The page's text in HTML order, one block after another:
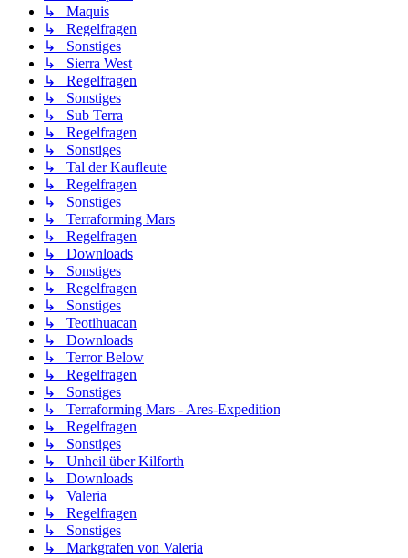
↳ Maquis
↳ Regelfragen
↳ Sonstiges
↳ Sierra West
↳ Regelfragen
↳ Sonstiges
↳ Sub Terra
↳ Regelfragen
↳ Sonstiges
↳ Tal der Kaufleute
↳ Regelfragen
↳ Sonstiges
↳ Terraforming Mars
↳ Regelfragen
↳ Downloads
↳ Sonstiges
↳ Regelfragen
↳ Sonstiges
↳ Teotihuacan
↳ Downloads
↳ Terror Below
↳ Regelfragen
↳ Sonstiges
↳ Terraforming Mars - Ares-Expedition
↳ Regelfragen
↳ Sonstiges
↳ Unheil über Kilforth
↳ Downloads
↳ Valeria
↳ Regelfragen
↳ Sonstiges
↳ Markgrafen von Valeria